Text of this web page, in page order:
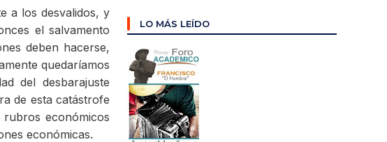
a los desvalidos, y
el salvamento
deben hacerse,
quedaríamos
del desbarajuste
de esta catástrofe
económicos
económicas.
LO MÁS LEÍDO